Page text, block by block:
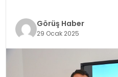
Görüş Haber
29 Ocak 2025